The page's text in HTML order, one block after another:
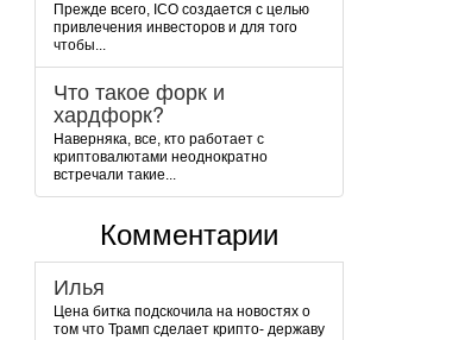
Прежде всего, ICO создается с целью
привлечения инвесторов и для того
чтобы...
Что такое форк и
хардфорк?
Наверняка, все, кто работает с
криптовалютами неоднократно
встречали такие...
Комментарии
Илья
Цена битка подскочила на новостях о
том что Трамп сделает крипто- державу